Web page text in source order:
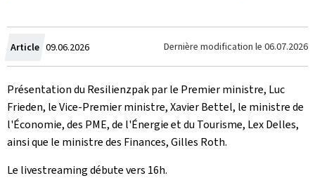
Article Crée
le
09.06.2026 Dernière modification le 06.07.2026
Présentation du Resilienzpak par le Premier ministre, Luc
Frieden, le Vice-Premier ministre, Xavier Bettel, le ministre de
l'Économie, des PME, de l'Énergie et du Tourisme, Lex Delles,
ainsi que le ministre des Finances, Gilles Roth.
Le livestreaming débute vers 16h.